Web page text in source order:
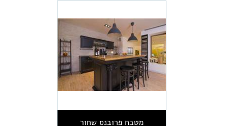
מטבח פרובנס שחור